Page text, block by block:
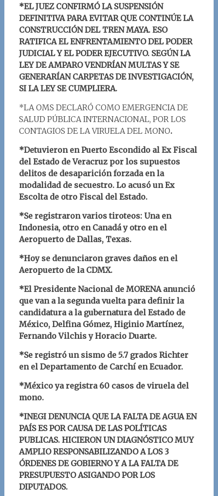
*EL JUEZ CONFIRMÓ LA SUSPENSIÓN
DEFINITIVA PARA EVITAR QUE CONTINÚE LA
CONSTRUCCIÓN DEL TREN MAYA. ESO
RATIFICA EL ENFRENTAMIENTO DEL PODER
JUDICIAL Y EL PODER EJECUTIVO. SEGÚN LA
LEY DE AMPARO VENDRÍAN MULTAS Y SE
GENERARÍAN CARPETAS DE INVESTIGACIÓN,
SI LA LEY SE CUMPLIERA.
*LA OMS DECLARÓ COMO EMERGENCIA DE
SALUD PÚBLICA INTERNACIONAL, POR LOS
CONTAGIOS DE LA VIRUELA DEL MONO.
*Detuvieron en Puerto Escondido al Ex Fiscal
del Estado de Veracruz por los supuestos
delitos de desaparición forzada en la
modalidad de secuestro. Lo acusó un Ex
Escolta de otro Fiscal del Estado.
*Se registraron varios tiroteos: Una en
Indonesia, otro en Canadá y otro en el
Aeropuerto de Dallas, Texas.
*Hoy se denunciaron graves daños en el
Aeropuerto de la CDMX.
*El Presidente Nacional de MORENA anunció
que van a la segunda vuelta para definir la
candidatura a la gubernatura del Estado de
México, Delfina Gómez, Higinio Martínez,
Fernando Vilchis y Horacio Duarte.
*Se registró un sismo de 5.7 grados Richter
en el Departamento de Carchí en Ecuador.
*México ya registra 60 casos de viruela del
mono.
*INEGI DENUNCIA QUE LA FALTA DE AGUA EN
PAÍS ES POR CAUSA DE LAS POLÍTICAS
PUBLICAS. HICIERON UN DIAGNÓSTICO MUY
AMPLIO RESPONSABILIZANDO A LOS 3
ÓRDENES DE GOBIERNO Y A LA FALTA DE
PRESUPUESTO ASIGANDO POR LOS
DIPUTADOS.